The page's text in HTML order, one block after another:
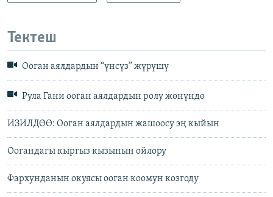
Тектеш
Ооган аялдардын “үнсүз” жүрүшү
Рула Гани ооган аялдардын ролу жөнүндө
ИЗИЛДӨӨ: Ооган аялдардын жашоосу эң кыйын
Оогандагы кыргыз кызынын ойлору
Фархунданын окуясы ооган коомун козгоду